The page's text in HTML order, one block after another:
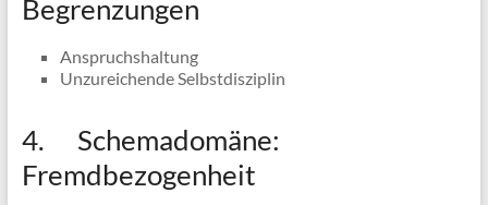
Begrenzungen
Anspruchshaltung
Unzureichende Selbstdisziplin
4. Schemadomäne:
Fremdbezogenheit